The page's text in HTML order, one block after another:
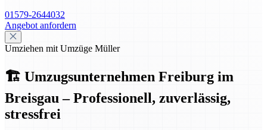
01579-2644032
Angebot anfordern
Umziehen mit Umzüge Müller
🏗️ Umzugsunternehmen Freiburg im
Breisgau – Professionell, zuverlässig,
stressfrei